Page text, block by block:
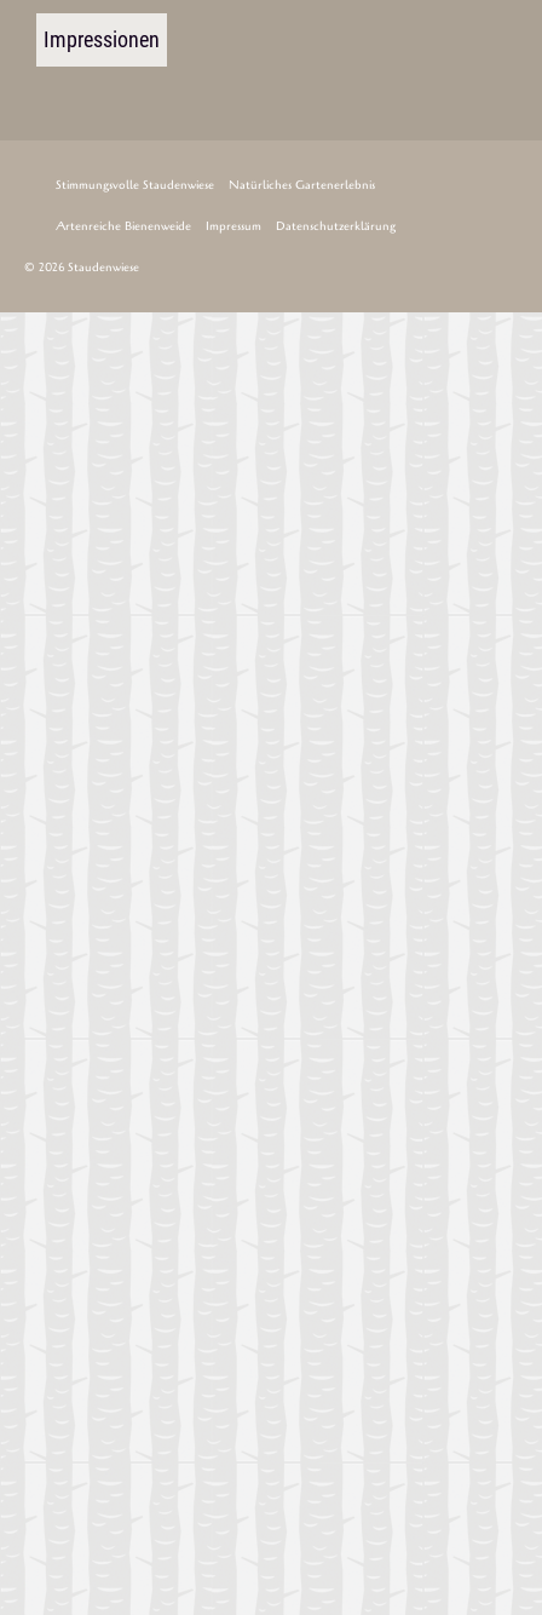
Impressionen
Stimmungsvolle Staudenwiese Natürliches Gartenerlebnis
Artenreiche Bienenweide Impressum Datenschutzerklärung
© 2026 Staudenwiese